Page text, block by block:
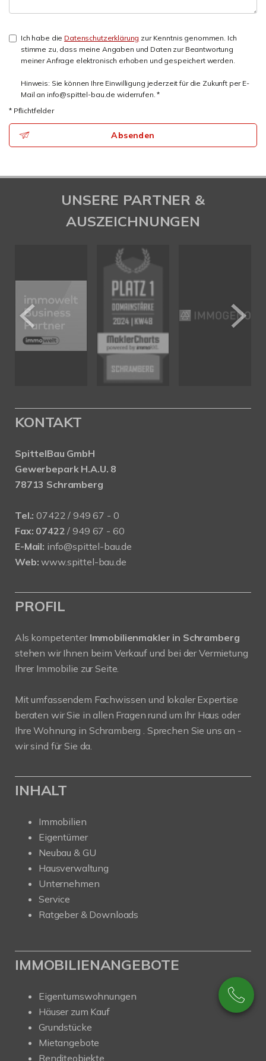
Ich habe die Datenschutzerklärung zur Kenntnis genommen. Ich
stimme zu, dass meine Angaben und Daten zur Beantwortung
meiner Anfrage elektronisch erhoben und gespeichert werden.
Hinweis: Sie können Ihre Einwilligung jederzeit für die Zukunft per E-
Mail an info@spittel-bau.de widerrufen. *
* Pflichtfelder
Absenden
UNSERE PARTNER &
AUSZEICHNUNGEN
KONTAKT
SpittelBau GmbH
Gewerbepark H.A.U. 8
78713 Schramberg
Tel.: 07422 / 949 67 - 0
Fax: 07422 / 949 67 - 60
E-Mail: info@spittel-bau.de
Web: www.spittel-bau.de
PROFIL
Als kompetenter Immobilienmakler in Schramberg
stehen wir Ihnen beim Verkauf und bei der Vermietung
Ihrer Immobilie zur Seite.
Mit umfassendem Fachwissen und lokaler Expertise
beraten wir Sie in allen Fragen rund um Ihr Haus oder
Ihre Wohnung in Schramberg . Sprechen Sie uns an -
wir sind für Sie da.
INHALT
Immobilien
Eigentümer
Neubau & GU
Hausverwaltung
Unternehmen
Service
Ratgeber & Downloads
IMMOBILIENANGEBOTE
Eigentumswohnungen
Häuser zum Kauf
Grundstücke
Mietangebote
Renditeobjekte